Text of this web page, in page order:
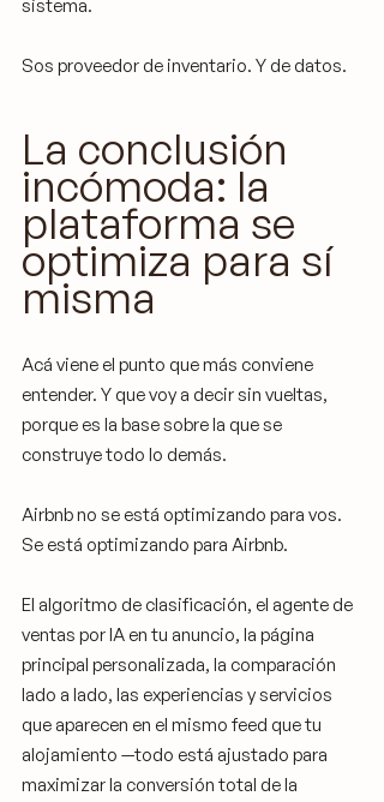
sistema.
Sos proveedor de inventario. Y de datos.
La conclusión
incómoda: la
plataforma se
optimiza para sí
misma
Acá viene el punto que más conviene
entender. Y que voy a decir sin vueltas,
porque es la base sobre la que se
construye todo lo demás.
Airbnb no se está optimizando para vos.
Se está optimizando para Airbnb.
El algoritmo de clasificación, el agente de
ventas por IA en tu anuncio, la página
principal personalizada, la comparación
lado a lado, las experiencias y servicios
que aparecen en el mismo feed que tu
alojamiento —todo está ajustado para
maximizar la conversión total de la